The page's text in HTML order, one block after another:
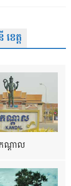
េត្ត
ណ្តាល